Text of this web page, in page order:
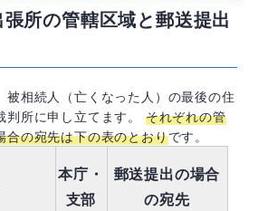
所の管轄区域と郵送提出
被相続人（亡くなった人）の最後の住
所に申し立てます。 それぞれの管
合の宛先は下の表のとおりです。
本庁・
支部
郵送提出の場合
の宛先